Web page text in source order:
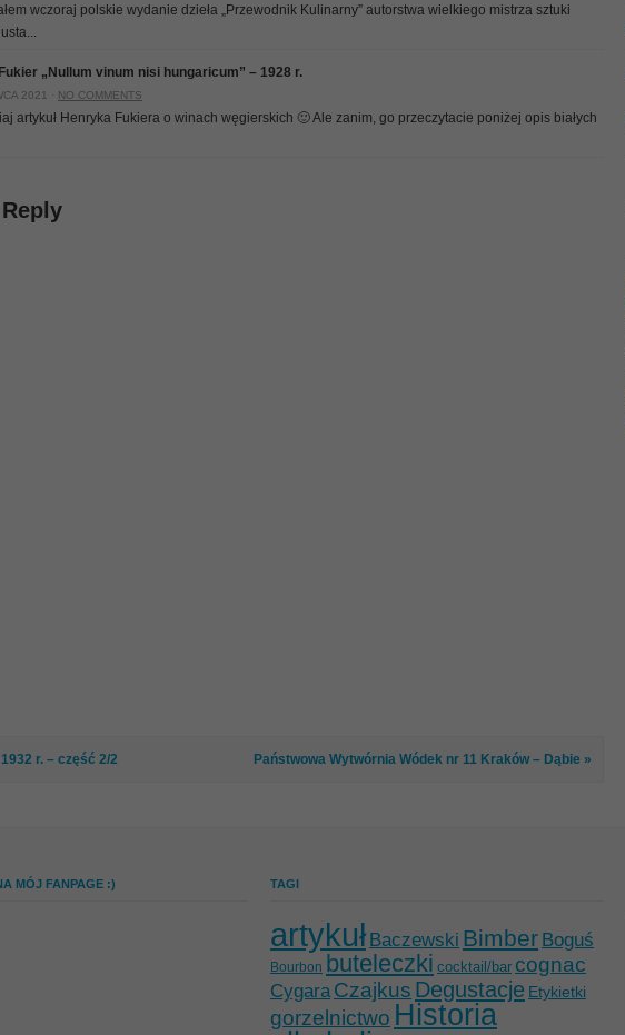
wczoraj polskie wydanie dzieła „Przewodnik Kulinarny” autorstwa wielkiego mistrza sztuki
„Nullum vinum nisi hungaricum” – 1928 r.
2021 · NO COMMENTS
artykuł Henryka Fukiera o winach węgierskich 🙂 Ale zanim, go przeczytacie poniżej opis białych
r. – część 2/2 Państwowa Wytwórnia Wódek nr 11 Kraków – Dąbie »
MÓJ FANPAGE :) TAGI
artykuł Baczewski Bimber Boguś
Bourbon buteleczki cocktail/bar cognac
Cygara Czajkus Degustacje Etykietki
gorzelnictwo Historia